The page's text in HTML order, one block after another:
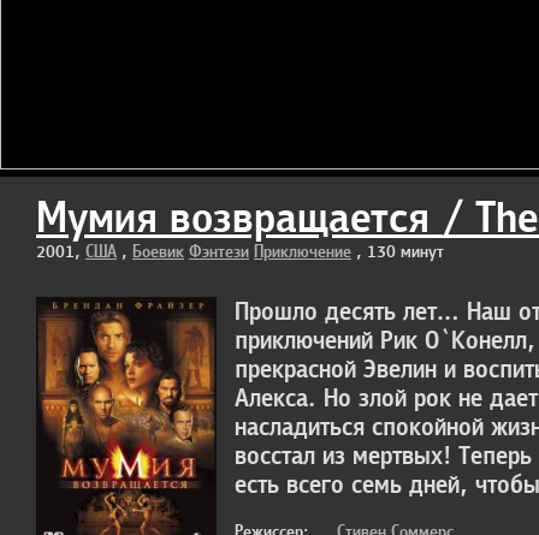
Мумия возвращается /
2001, США , Боевик Фэнтези Приключение , 130 минут
Прошло десять лет… Наш
приключений Рик О`Конелл,
прекрасной Эвелин и
Алекса. Но злой рок не
насладиться спокойной
восстал из мертвых!
есть всего семь дней,